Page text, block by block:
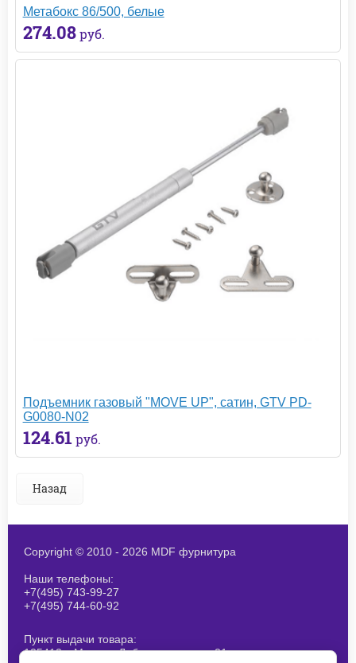
Метабокс 86/500, белые
274.08 руб.
Подъемник газовый "MOVE UP", сатин, GTV PD-
G0080-N02
124.61 руб.
Назад
Copyright © 2010 - 2026 MDF фурнитура
Наши телефоны:
+7(495) 743-99-27
+7(495) 744-60-92
Пункт выдачи товара:
125412, г.Москва, Лобненская ул., д 21,